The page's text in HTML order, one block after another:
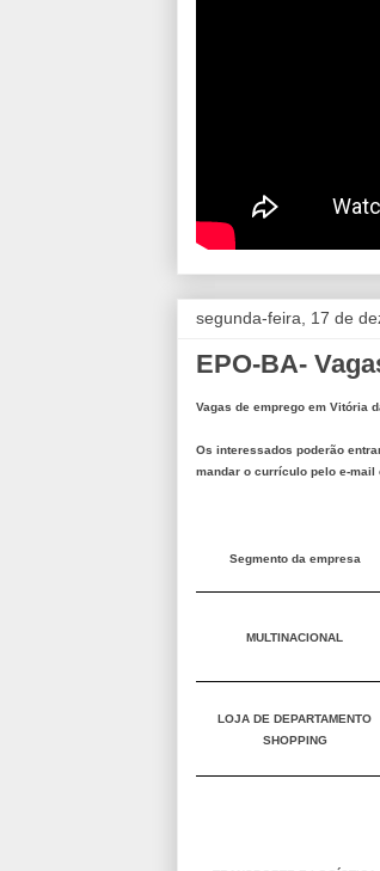
segunda-feira, 17 de
EPO-BA-
Vagas de emprego em Vitória
Os interessados poderão
mandar o currículo pelo e-mail
Segmento da empresa
MULTINACIONAL
LOJA DE DEPARTAMENTO
SHOPPING